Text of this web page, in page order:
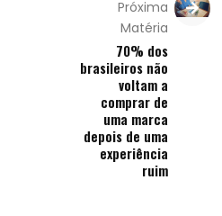
Próxima
Matéria
70% dos
brasileiros não
voltam a
comprar de
uma marca
depois de uma
experiência
ruim